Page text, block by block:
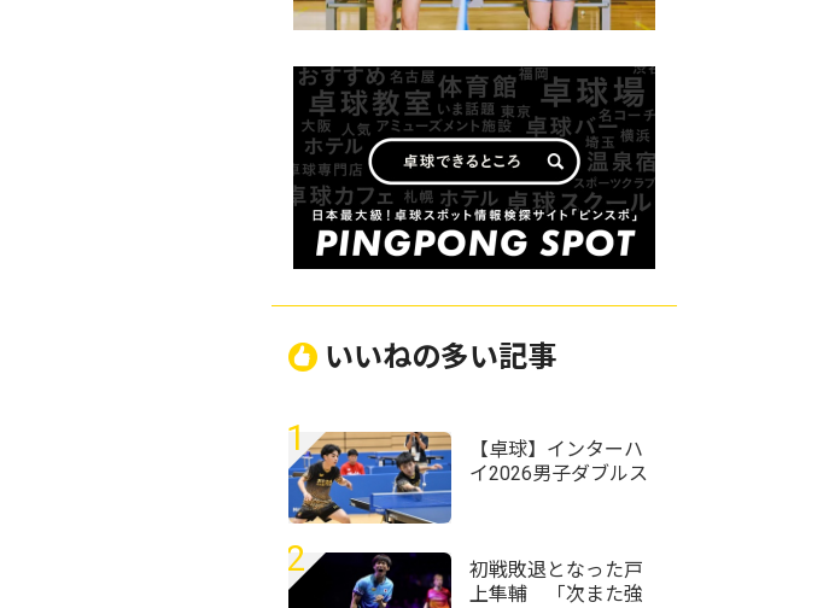
いいねの多い記事
1
【卓球】インターハ
イ2026男子ダブルス
1シードに
2
初戦敗退となった戸
上隼輔 「次また強